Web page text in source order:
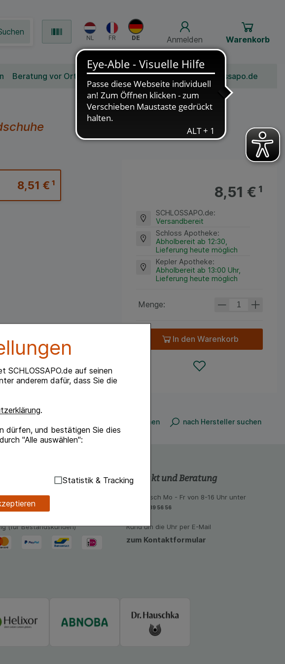
SCHLOSSAPO.de auf seinen
anderem dafür, dass Sie die
.
dürfen, und bestätigen Sie dies
"Alle auswählen":
für die Grundfunktionen unserer
oder unsere Seite an bevorzugte
Cookies ermöglichen es uns auch
Partnerprogramm zu betreiben.
möglichst relevant für Sie zu
Statistik & Tracking
Anmelden Warenkorb
Beratung vor Ort Bonusprogramm Jobs Über Schlossapo.de
8,51 €¹ 8,51 €¹
SCHLOSSAPO.de:
Versandbereit
Schloss Apotheke:
Abholbereit ab 12:30,
Lieferung heute möglich
Kepler Apotheke:
Abholbereit ab 13:00 Uhr,
Lieferung heute möglich
Menge:
In den Warenkorb
nach Produkt suchen nach Hersteller suchen
- Wählen Sie aus unseren
Zahlungsmöglichkeiten:
(für Bestandskunden)
Kontakt und Beratung
telefonisch Mo - Fr von 8-16 Uhr unter
06851-939 56 56
Rund um die Uhr per E-Mail
zum Kontaktformular